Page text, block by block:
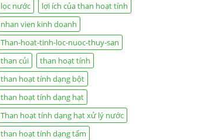
lọc nước
lợi ích của than hoạt tính
nhan vien kinh doanh
Than-hoat-tinh-loc-nuoc-thuy-san
than củi
than hoạt tính
than hoạt tính dạng bột
than hoạt tính dạng hạt
Than hoạt tính dạng hạt xử lý nước
than hoạt tính dạng tấm